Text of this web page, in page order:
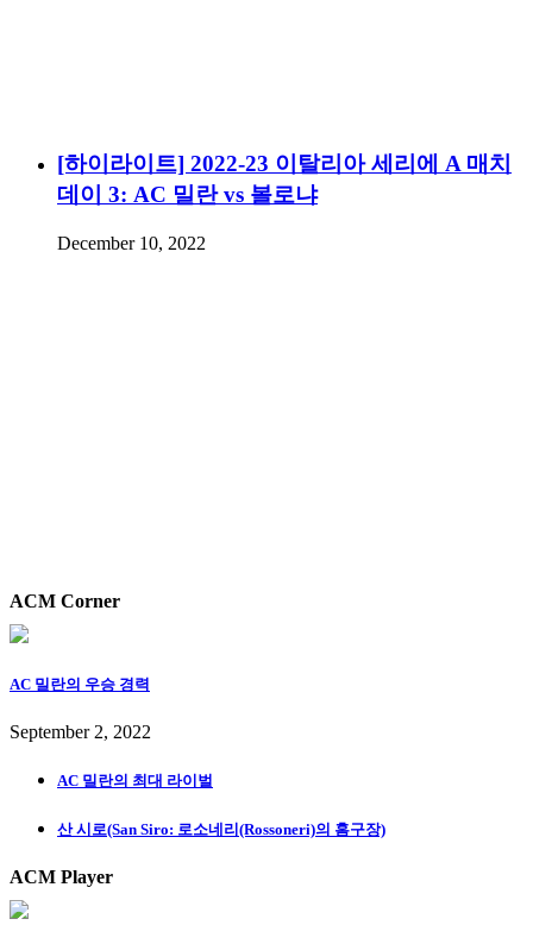
[하이라이트] 2022-23 이탈리아 세리에 A 매치
데이 3: AC 밀란 vs 볼로냐
December 10, 2022
ACM Corner
AC 밀란의 우승 경력
September 2, 2022
AC 밀란의 최대 라이벌
산 시로(San Siro: 로소네리(Rossoneri)의 홈구장)
ACM Player